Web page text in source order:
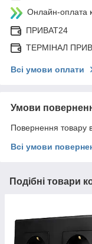
Онлайн-оплата
ПРИВАТ24
ТЕРМІНАЛ
Всі умови оплати
Умови
Повернення товару
Всі умови
Подібні товари